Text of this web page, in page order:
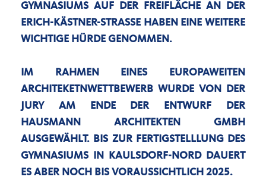
GYMNASIUMS AUF DER FREIFLÄCHE AN DER
ERICH-KÄSTNER-STRASSE HABEN EINE WEITERE W
ICHTIGE HÜRDE GENOMMEN.
IM RAHMEN EINES EUROPAWEITEN
ARCHITEKETNWETTBEWERB WURDE VON DER
JURY AM ENDE DER ENTWURF DER
HAUSMANN ARCHITEKTEN GMBH
AUSGEWÄHLT. BIS ZUR FERTIGSTELLLUNG DES
GYMNASIUMS IN KAULSDORF-NORD DAUERT
ES ABER NOCH BIS VORAUSSICHTLICH 2025.